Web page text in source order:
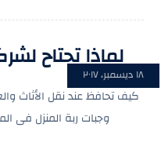
لماذا تحتاح
١٨ ديسمبر، ٢٠١٧
كيف تحافظ عند نقل الأثاث
وجبات ربة المنزل فى